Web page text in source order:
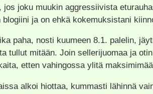
jos joku muukin aggressiivista
ja on ehkä kokemuksistani
paha, nosti kuumeen 8.1. palelin,
tullut mitään. Join sellerijuomaa ja
etten vahingossa ylitä
alkoi hiottaa, kummasti lähinnä